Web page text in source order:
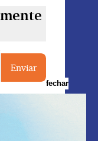
Enviar
fechar